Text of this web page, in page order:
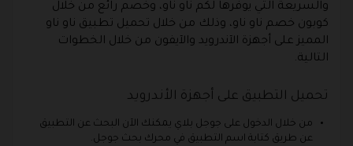
والسريعة التي يوفرها لكم ناو ناو، وخصم رائع من خلال
كوبون خصم ناو ناو، وذلك من خلال تحميل تطبيق ناو ناو
المميز على أجهزة الآندرويد والآيفون من خلال الخطوات
التالية.
تحميل التطبيق على أجهزة الأندرويد
من خلال الدخول على جوجل بلاي يمكنك الآن البحث عن التطبيق
عن طريق كتابة اسم التطبيق في محرك بحث جوجل.